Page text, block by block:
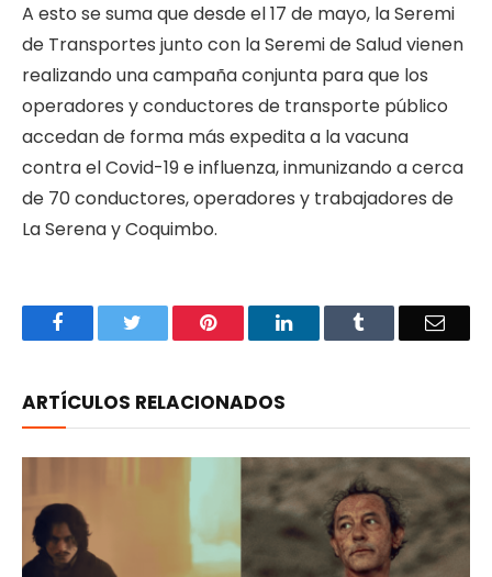
A esto se suma que desde el 17 de mayo, la Seremi
de Transportes junto con la Seremi de Salud vienen
realizando una campaña conjunta para que los
operadores y conductores de transporte público
accedan de forma más expedita a la vacuna
contra el Covid-19 e influenza, inmunizando a cerca
de 70 conductores, operadores y trabajadores de
La Serena y Coquimbo.
Facebook Pinterest LinkedIn Email
ARTÍCULOS RELACIONADOS